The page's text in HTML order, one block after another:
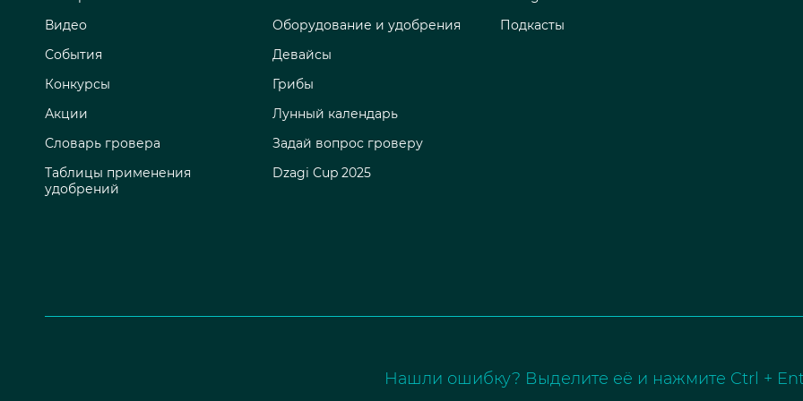
Видео
События
Конкурсы
Акции
Словарь гровера
Таблицы применения
удобрений
Оборудование и удобрения
Девайсы
Грибы
Лунный календарь
Задай вопрос гроверу
Dzagi Cup 2025
Подкасты
Нашли ошибку? Выделите её и нажмите Ctrl +